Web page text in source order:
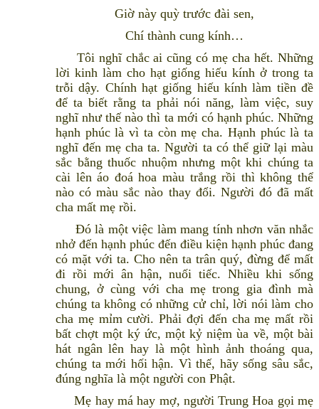
Giờ này quỳ trước đài sen,
Chí thành cung kính…
Tôi nghĩ chắc ai cũng có mẹ cha hết. Những
lời kinh làm cho hạt giống hiếu kính ở trong ta
trỗi dậy. Chính hạt giống hiếu kính làm tiền đề
để ta biết rằng ta phải nói năng, làm việc, suy
nghĩ như thế nào thì ta mới có hạnh phúc. Những
hạnh phúc là vì ta còn mẹ cha. Hạnh phúc là ta
nghĩ đến mẹ cha ta. Người ta có thể giữ lại màu
sắc bằng thuốc nhuộm nhưng một khi chúng ta
cài lên áo đoá hoa màu trắng rồi thì không thể
nào có màu sắc nào thay đổi. Người đó đã mất
cha mất mẹ rồi.
Đó là một việc làm mang tính nhơn văn nhắc
nhở đến hạnh phúc đến điều kiện hạnh phúc đang
có mặt với ta. Cho nên ta trân quý, đừng để mất
đi rồi mới ân hận, nuối tiếc. Nhiều khi sống
chung, ở cùng với cha mẹ trong gia đình mà
chúng ta không có những cử chỉ, lời nói làm cho
cha mẹ mỉm cười. Phải đợi đến cha mẹ mất rồi
bất chợt một ký ức, một kỷ niệm ùa về, một bài
hát ngân lên hay là một hình ảnh thoáng qua,
chúng ta mới hối hận. Vì thế, hãy sống sâu sắc,
đúng nghĩa là một người con Phật.
Mẹ hay má hay mợ, người Trung Hoa gọi mẹ